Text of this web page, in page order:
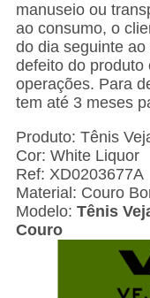
manuseio ou
ao consumo, o
do dia seguinte
defeito do produto
operações. Para
tem até 3 meses
Produto: Tênis
Cor: White Liquor
Ref: XD0203677A
Material: Couro
Modelo: Tênis
Couro